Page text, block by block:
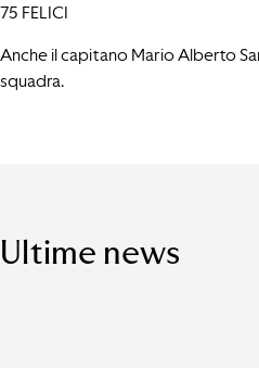
75 FELICI
Anche il capitano Mario Alberto
squadra.
Ultime news